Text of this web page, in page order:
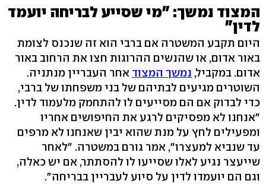
המצוד נמשך: "מי שסייע לבריחה יועמד
לדין"
היום תקבע המשטרה אם ברבי הוא זה שנכנס לצומת
באור אדום, או שהנשים ההרוגות חצו את הרחוב באור
אדום. במקביל, נמשך המצוד אחר העבריין מנתניה.
השוטרים מגיעים לבתיהם של בני משפחתו של ברבי,
כדי לבדוק אם הם מסייעים לו להתחמק מלעמוד לדין.
"אנחנו לא מפסיקים לרגע את החיפושים אחריו
ומפעילים לחץ על מנת שהוא יבין שאנחנו לא מרפים
עד שנביא למעצרו", אמר גורם במשטרה. "לאחר
שייעצר נגיע לאלו שסייעו לו להסתתר, אם יש כאלה,
וגם הם יועמדו לדין על סיוע לעבריין בבריחה".